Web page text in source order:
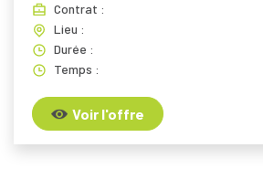
Contrat :
Lieu :
Durée :
Temps :
Voir l'offre